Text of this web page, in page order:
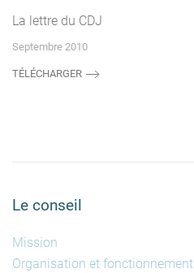
La lettre du CDJ
Septembre 2010
TÉLÉCHARGER
Le conseil
Mission
Organisation et fonctionnement